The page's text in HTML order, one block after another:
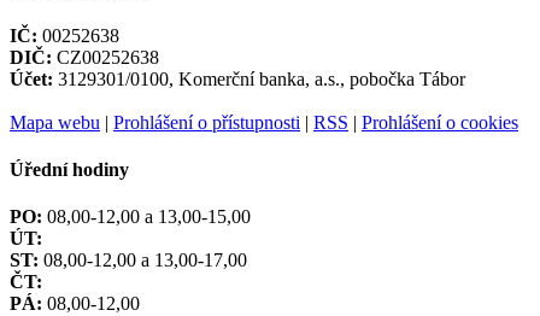
IČ: 00252638
DIČ: CZ00252638
Účet: 3129301/0100, Komerční banka, a.s., pobočka Tábor
Mapa webu | Prohlášení o přístupnosti | RSS | Prohlášení o cookies
Úřední hodiny
PO: 08,00-12,00 a 13,00-15,00
ÚT:
ST: 08,00-12,00 a 13,00-17,00
ČT:
PÁ: 08,00-12,00